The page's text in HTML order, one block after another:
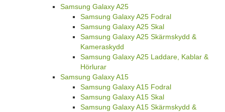
Samsung Galaxy A25
Samsung Galaxy A25 Fodral
Samsung Galaxy A25 Skal
Samsung Galaxy A25 Skärmskydd &
Kameraskydd
Samsung Galaxy A25 Laddare, Kablar &
Hörlurar
Samsung Galaxy A15
Samsung Galaxy A15 Fodral
Samsung Galaxy A15 Skal
Samsung Galaxy A15 Skärmskydd &